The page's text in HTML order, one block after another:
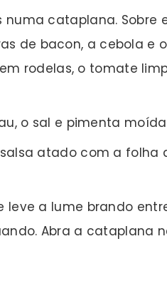
numa cataplana. Sobre
de bacon, a cebola e
rodelas, o tomate
o sal e pimenta
atado com a folha
leve a lume brando
Abra a cataplana